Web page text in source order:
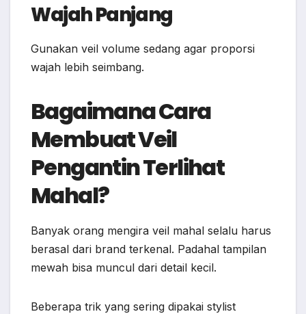
Wajah Panjang
Gunakan veil volume sedang agar proporsi
wajah lebih seimbang.
Bagaimana Cara
Membuat Veil
Pengantin Terlihat
Mahal?
Banyak orang mengira veil mahal selalu harus
berasal dari brand terkenal. Padahal tampilan
mewah bisa muncul dari detail kecil.
Beberapa trik yang sering dipakai stylist